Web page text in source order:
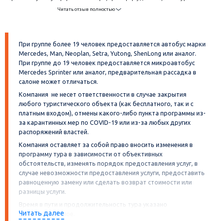
Читать отзыв полностью
При группе более 19 человек предоставляется автобус марки
Mercedes, Man, Neoplan, Setra, Yutong, ShenLong или аналог.
При группе до 19 человек предоставляется микроавтобус
Mercedes Sprinter или аналог, предварительная рассадка в
салоне может отличаться.
Компания не несет ответственности в случае закрытия
любого туристического объекта (как бесплатного, так и с
платным входом), отмены какого-либо пункта программы из-
за карантинных мер по COVID-19 или из-за любых других
распоряжений властей.
Компания оставляет за собой право вносить изменения в
программу тура в зависимости от объективных
обстоятельств, изменять порядок предоставления услуг, в
случае невозможности предоставления услуги, предоставить
равноценную замену или сделать возврат стоимости или
разницы услуги.
Время в пути и продолжительность тура указано
ориентировочное.
Читать далее